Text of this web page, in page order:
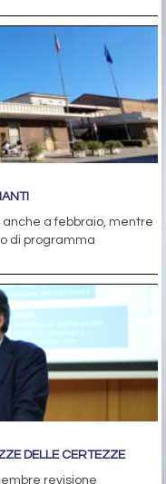
a febbraio, mentre
di programma
DELLE CERTEZZE
revisione